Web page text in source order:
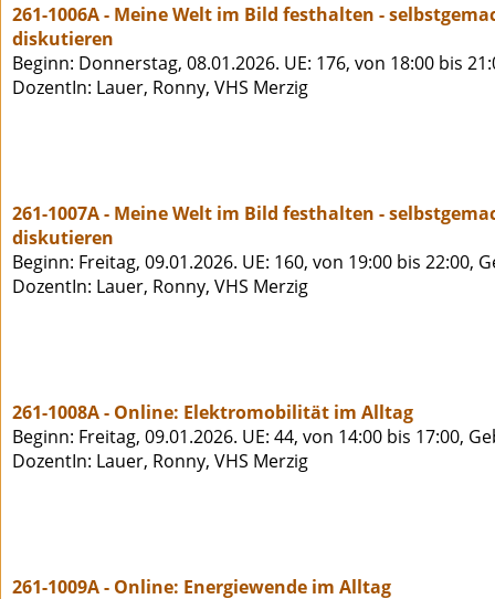
261-1006A - Meine Welt im Bild festhalten -
diskutieren
Beginn: Donnerstag, 08.01.2026. UE: 176, von 18:00 bis
DozentIn: Lauer, Ronny, VHS Merzig
261-1007A - Meine Welt im Bild festhalten -
diskutieren
Beginn: Freitag, 09.01.2026. UE: 160, von 19:00 bis 22:00,
DozentIn: Lauer, Ronny, VHS Merzig
261-1008A - Online: Elektromobilität im Alltag
Beginn: Freitag, 09.01.2026. UE: 44, von 14:00 bis 17:00,
DozentIn: Lauer, Ronny, VHS Merzig
261-1009A - Online: Energiewende im Alltag